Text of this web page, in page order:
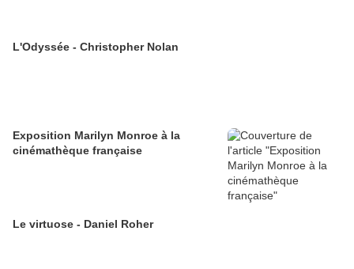
L'Odyssée - Christopher Nolan
Exposition Marilyn Monroe à la
cinémathèque française
Le virtuose - Daniel Roher